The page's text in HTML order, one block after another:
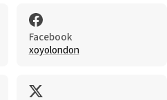
Facebook
xoyolondon